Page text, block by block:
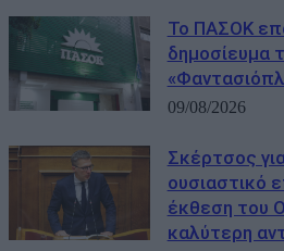
Το ΠΑΣΟΚ
δημοσίευμα
09/08/2026
Σκέρτσος
ουσιαστικό
έκθεση του
καλύτερη